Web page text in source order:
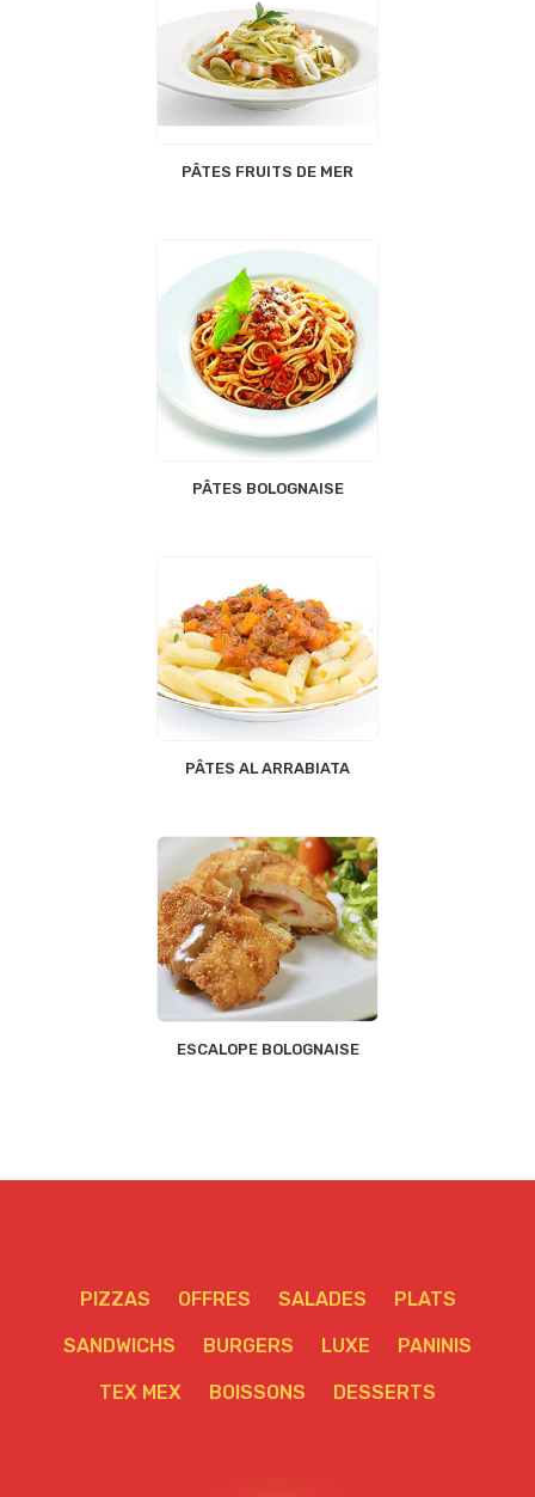
PÂTES FRUITS DE MER
PÂTES BOLOGNAISE
PÂTES AL ARRABIATA
ESCALOPE BOLOGNAISE
PIZZAS OFFRES SALADES PLATS
SANDWICHS BURGERS LUXE PANINIS
TEX MEX BOISSONS DESSERTS